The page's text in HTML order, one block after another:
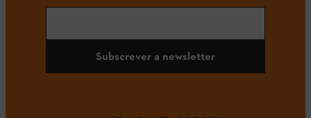
Subscrever a newsletter